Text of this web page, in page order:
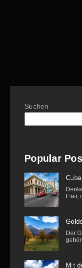
Suchen
Popular
Flair,
Der
Mit